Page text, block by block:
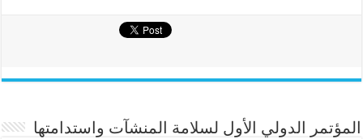
المؤتمر الدولي الأول لسلامة المنشآت واستدامتها